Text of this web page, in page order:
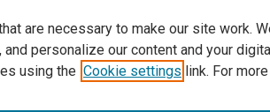
are necessary to make our site work.
and personalize our content and your
using the Cookie settings link. For